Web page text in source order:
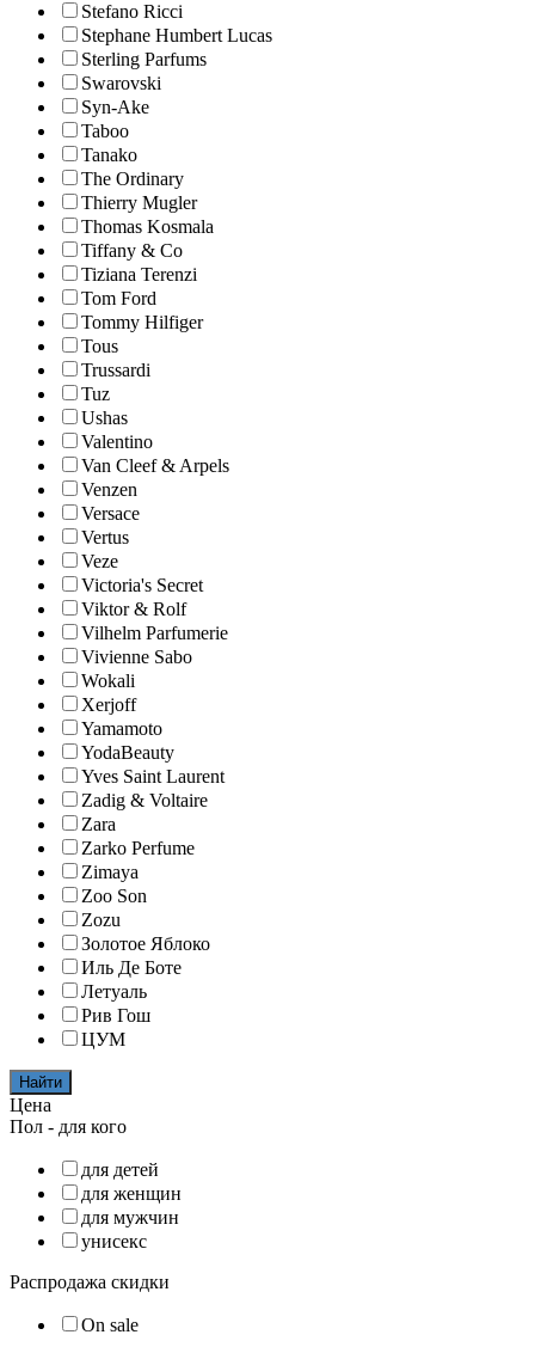
Stefano Ricci
Stephane Humbert Lucas
Sterling Parfums
Swarovski
Syn-Ake
Taboo
Tanako
The Ordinary
Thierry Mugler
Thomas Kosmala
Tiffany & Co
Tiziana Terenzi
Tom Ford
Tommy Hilfiger
Tous
Trussardi
Tuz
Ushas
Valentino
Van Cleef & Arpels
Venzen
Versace
Vertus
Veze
Victoria's Secret
Viktor & Rolf
Vilhelm Parfumerie
Vivienne Sabo
Wokali
Xerjoff
Yamamoto
YodaBeauty
Yves Saint Laurent
Zadig & Voltaire
Zara
Zarko Perfume
Zimaya
Zoo Son
Zozu
Золотое Яблоко
Иль Де Боте
Летуаль
Рив Гош
ЦУМ
Найти
Цена
Пол - для кого
для детей
для женщин
для мужчин
унисекс
Распродажа скидки
On sale